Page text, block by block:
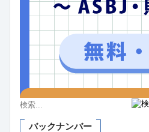
バックナンバー